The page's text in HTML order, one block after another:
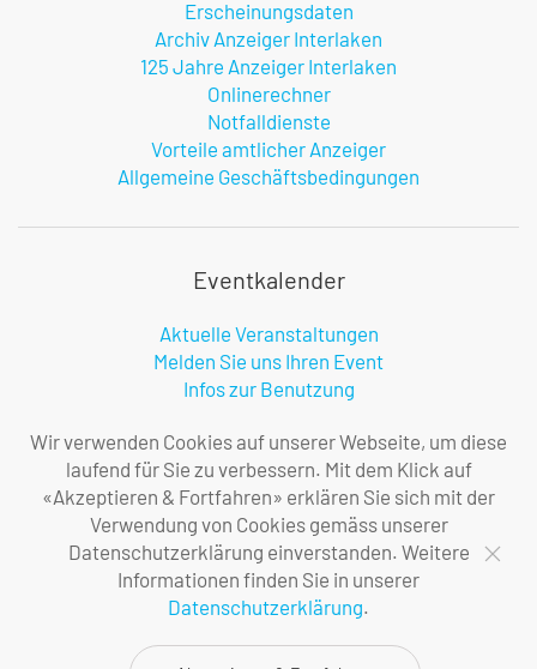
Erscheinungsdaten
Archiv Anzeiger Interlaken
125 Jahre Anzeiger Interlaken
Onlinerechner
Notfalldienste
Vorteile amtlicher Anzeiger
Allgemeine Geschäftsbedingungen
Eventkalender
Aktuelle Veranstaltungen
Melden Sie uns Ihren Event
Infos zur Benutzung
Firma
Über uns
Ihre Ansprechpersonen
Impressum
Wir verwenden Cookies auf unserer Webseite, um diese
laufend für Sie zu verbessern. Mit dem Klick auf
«Akzeptieren & Fortfahren» erklären Sie sich mit der
Verwendung von Cookies gemäss unserer
Datenschutzerklärung einverstanden. Weitere
Informationen finden Sie in unserer
Datenschutzerklärung.